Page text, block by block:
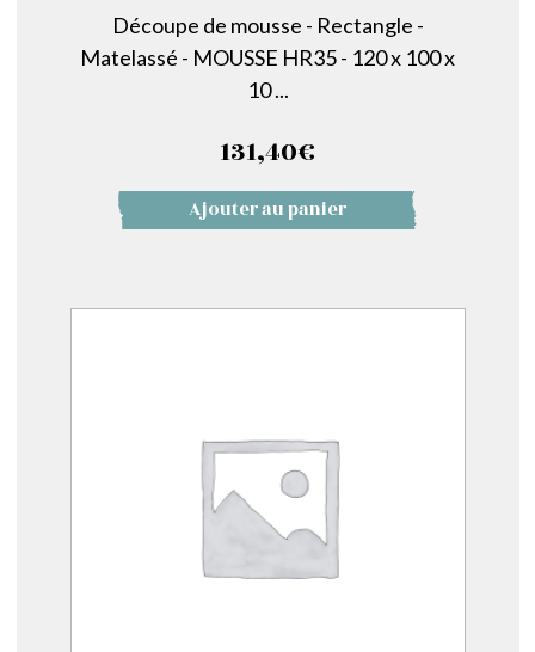
Découpe de mousse - Rectangle -
Matelassé - MOUSSE HR35 - 120 x 100 x
10 ...
131,40€
Ajouter au panier